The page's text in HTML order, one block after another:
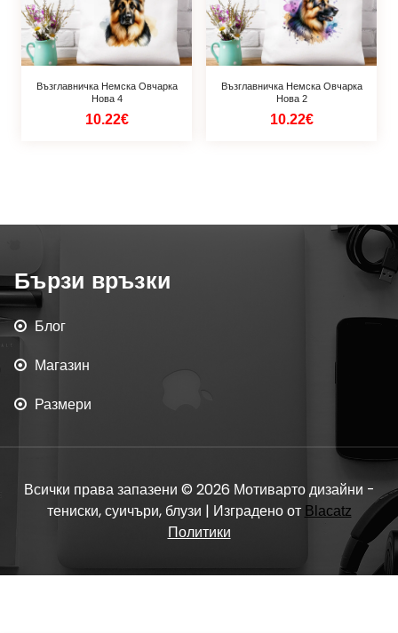
Възглавничка Немска Овчарка
Нова 4
10.22€
Възглавничка Немска Овчарка
Нова 2
10.22€
Бързи връзки
Блог
Магазин
Размери
Всички права запазени © 2026 Мотиварто дизайни -
тениски, суичъри, блузи | Изградено от Blacatz
Политики